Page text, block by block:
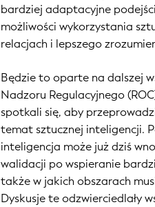
bardziej adaptacyjne
możliwości wykorzystania
relacjach i lepszego
Będzie to oparte na dalszej
Nadzoru Regulacyjnego
spotkali się, aby
temat sztucznej inteligencji.
inteligencja może już dziś
walidacji po wspieranie
także w jakich obszarach
Dyskusje te odzwierciedlały